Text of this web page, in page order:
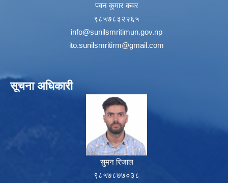
पवन कुमार कवर
९८५७८३२२६५
info@sunilsmritimun.gov.np
ito.sunilsmritirm@gmail.com
सूचना अधिकारी
सुमन रिजाल
९८५७८७७०३८